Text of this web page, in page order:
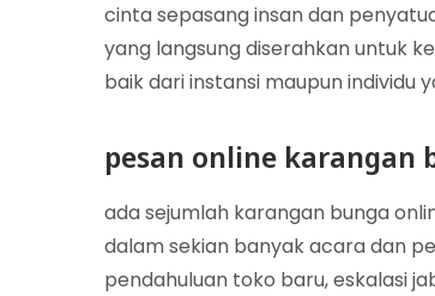
cinta sepasang insan dan
yang langsung diserahkan untuk
baik dari instansi maupun individu
pesan online karangan
ada sejumlah karangan bunga
dalam sekian banyak acara dan
pendahuluan toko baru, eskalasi